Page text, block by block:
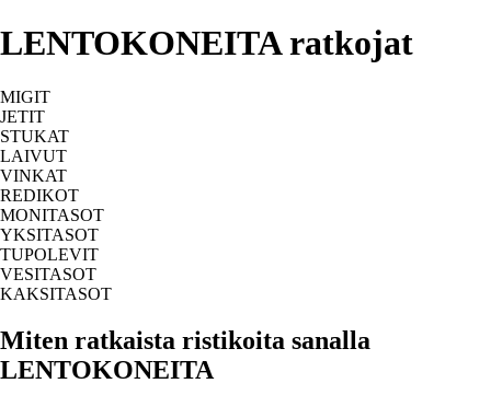
LENTOKONEITA ratkojat
MIGIT
JETIT
STUKAT
LAIVUT
VINKAT
REDIKOT
MONITASOT
YKSITASOT
TUPOLEVIT
VESITASOT
KAKSITASOT
Miten ratkaista ristikoita sanalla
LENTOKONEITA